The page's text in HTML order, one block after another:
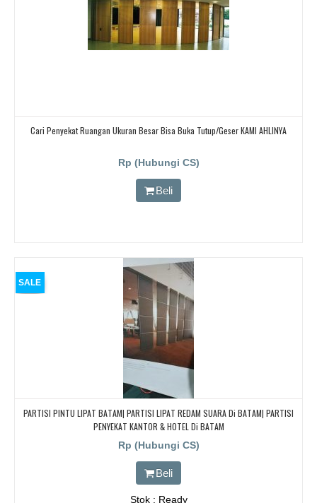
Cari Penyekat Ruangan Ukuran Besar Bisa Buka Tutup/geser KAMI AHLINYA
Rp (Hubungi CS)
Beli
SALE
PARTISI PINTU LIPAT BATAM| PARTISI LIPAT REDAM SUARA Di BATAM| PARTISI
PENYEKAT KANTOR & HOTEL Di BATAM
Rp (Hubungi CS)
Beli
Stok : Ready